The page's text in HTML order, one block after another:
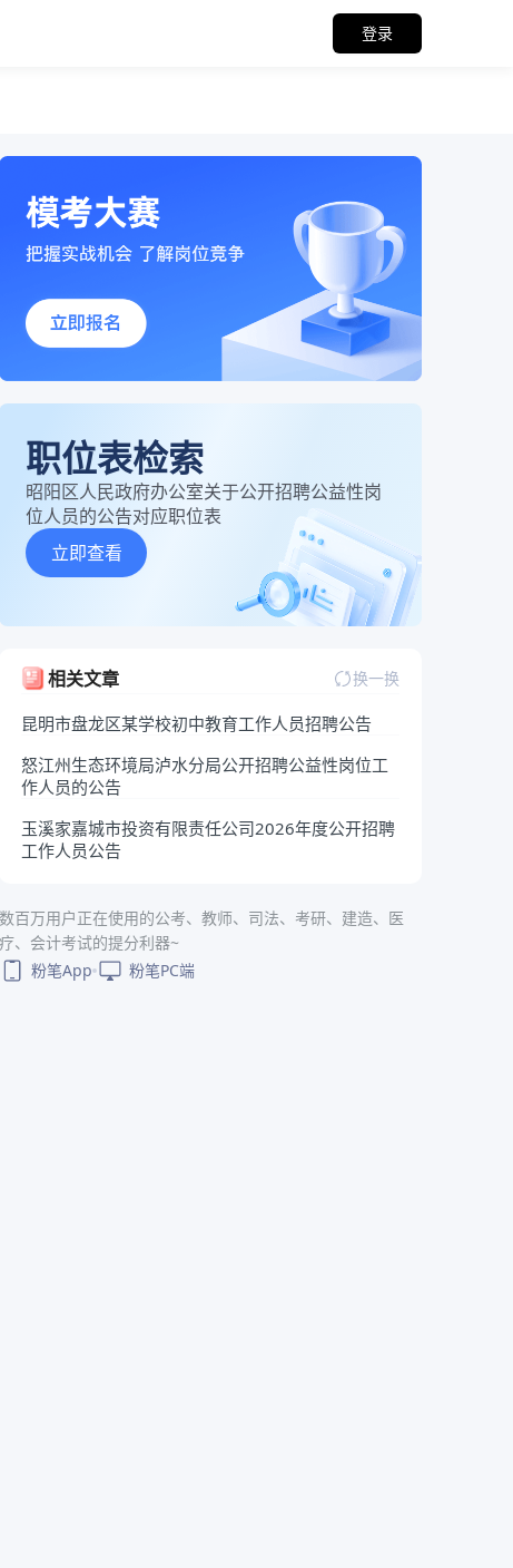
登录
职位表检索
昭阳区人民政府办公室关于公开招聘公益性岗
位人员的公告对应职位表
立即查看
相关文章 换一换
昆明市盘龙区某学校初中教育工作人员招聘公告
怒江州生态环境局泸水分局公开招聘公益性岗位工
作人员的公告
玉溪家嘉城市投资有限责任公司2026年度公开招聘
工作人员公告
数百万用户正在使用的公考、教师、司法、考研、建造、医
疗、会计考试的提分利器~
粉笔App
粉笔PC端